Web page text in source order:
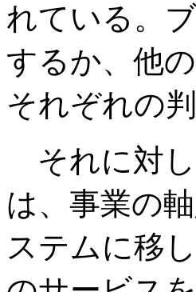
れている。
するか、他
それぞれの
それに対し
は、事業の
ステムに移